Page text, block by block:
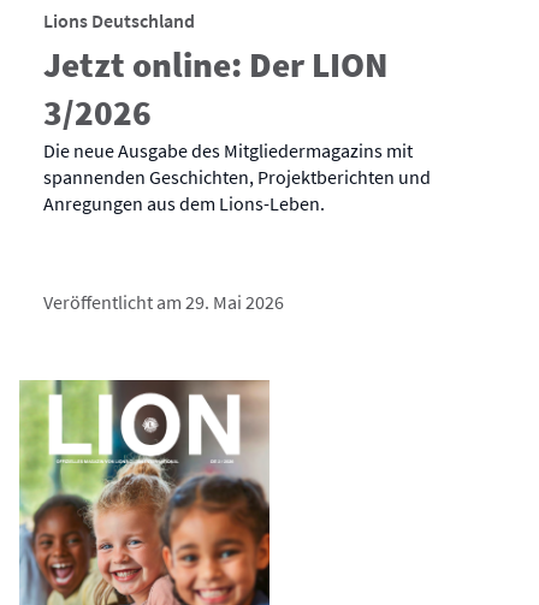
Lions Deutschland
Jetzt online: Der LION
3/2026
Die neue Ausgabe des Mitgliedermagazins mit
spannenden Geschichten, Projektberichten und
Anregungen aus dem Lions-Leben.
Veröffentlicht am 29. Mai 2026